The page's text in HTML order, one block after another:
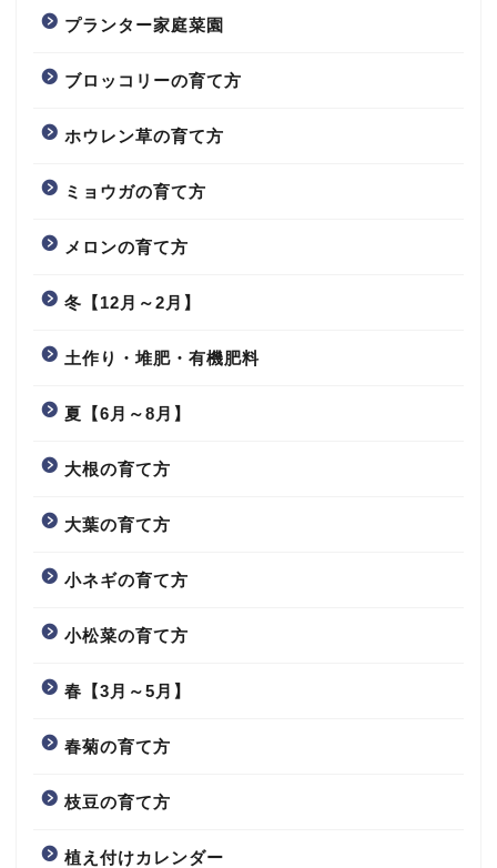
プランター家庭菜園
ブロッコリーの育て方
ホウレン草の育て方
ミョウガの育て方
メロンの育て方
冬【12月～2月】
土作り・堆肥・有機肥料
夏【6月～8月】
大根の育て方
大葉の育て方
小ネギの育て方
小松菜の育て方
春【3月～5月】
春菊の育て方
枝豆の育て方
植え付けカレンダー